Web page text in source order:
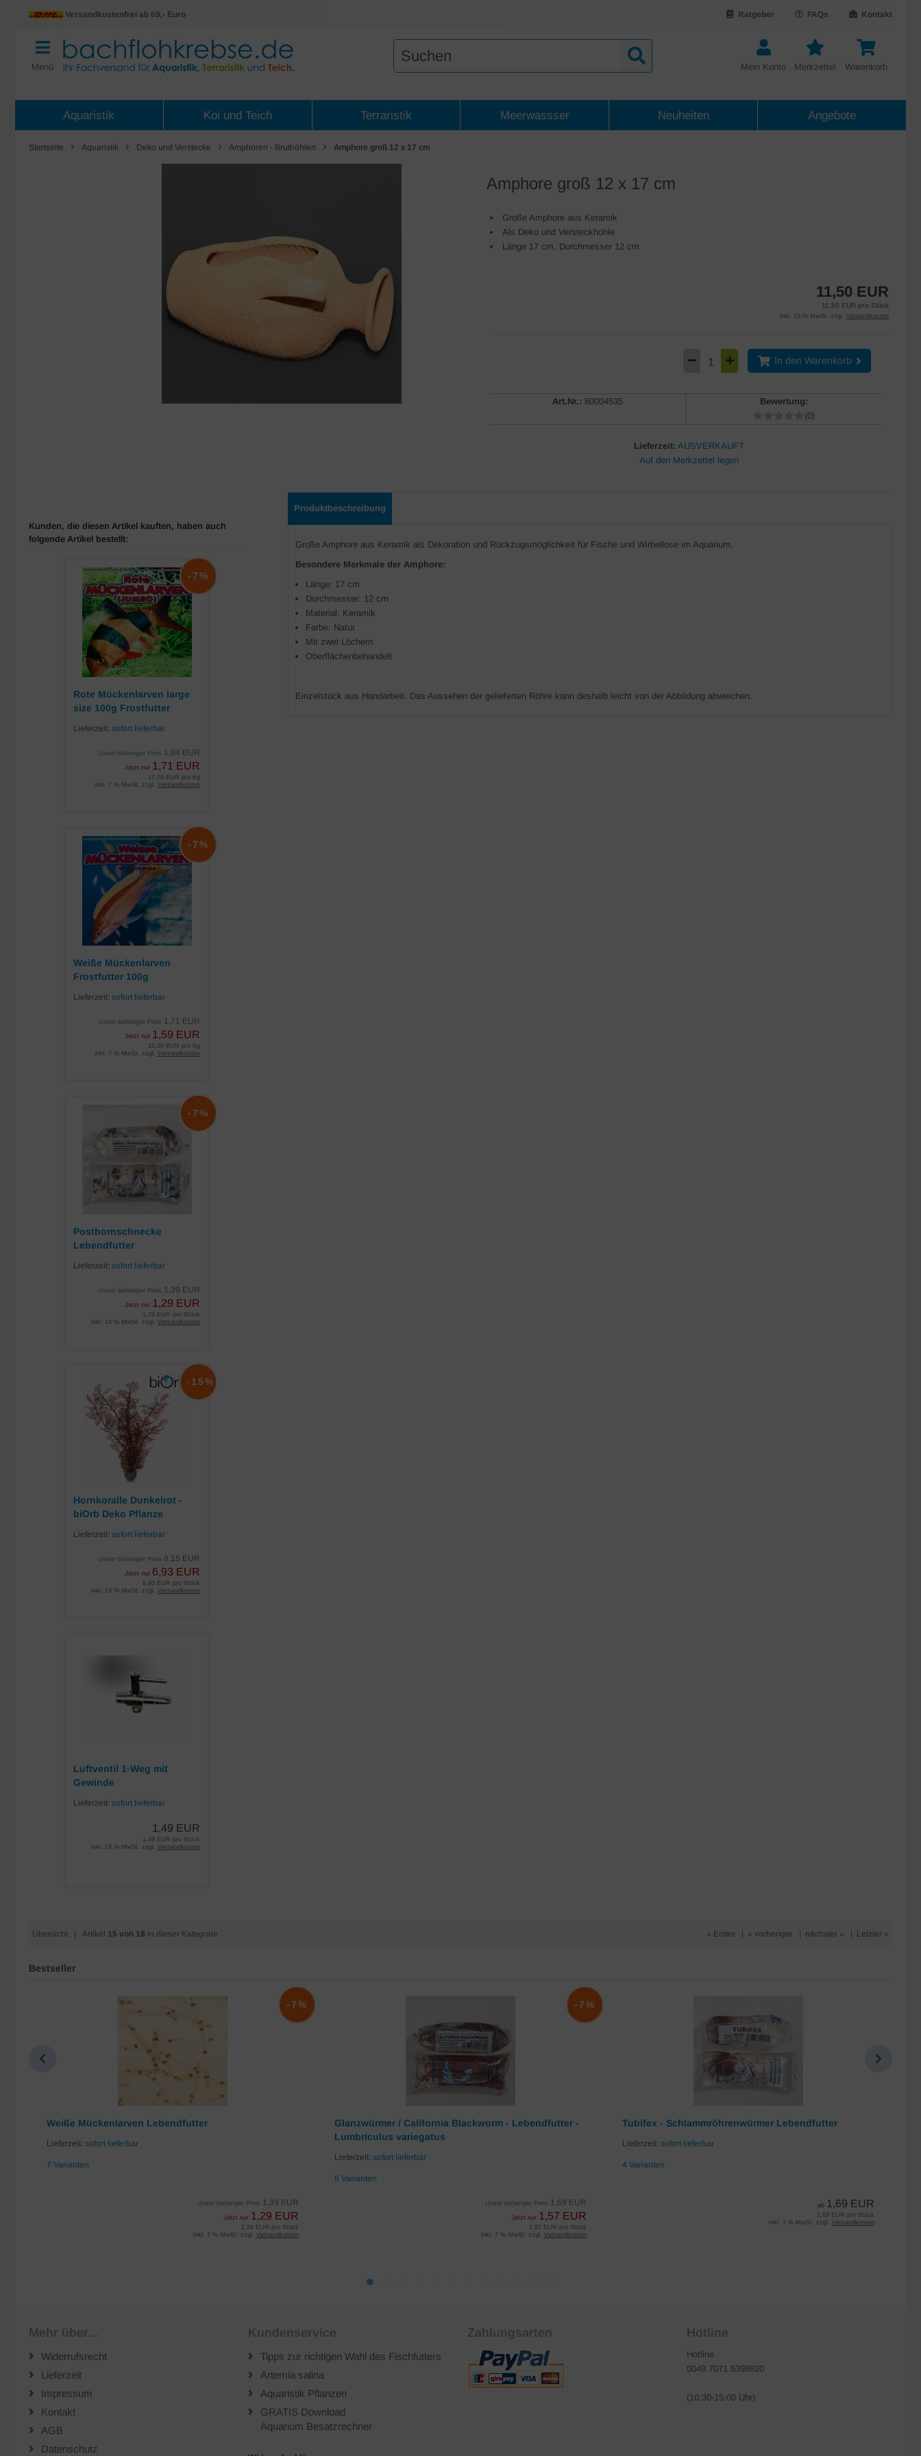
Kontakt
FAQs
Ratgeber
Versandkostenfrei ab 69,- Euro
Menü Warenkorb
Merkzettel
Mein Konto
Aquaristik Koi und Teich Terraristik Meerwassser Neuheiten Angebote
Startseite Aquaristik Deko und Verstecke Amphoren - Bruthöhlen Amphore groß 12 x 17 cm
Amphore groß 12 x 17 cm
Große Amphore aus Keramik
Als Deko und Versteckhöhle
Länge 17 cm, Durchmesser 12 cm
11,50 EUR
11,50 EUR pro Stück
inkl. 19 % MwSt. zzgl. Versandkosten
In den Warenkorb
Art.Nr.: 80004535
Bewertung:
(0)
Lieferzeit: AUSVERKAUFT
Produktbeschreibung
Große Amphore aus Keramik als Dekoration und Rückzugsmöglichkeit für Fische und Wirbellose im Aquarium.
Besondere Merkmale der Amphore:
Länge: 17 cm
Durchmesser: 12 cm
Material: Keramik
Farbe: Natur
Mit zwei Löchern
Oberflächenbehandelt
Einzelstück aus Handarbeit. Das Aussehen der gelieferten Röhre kann deshalb leicht von der Abbildung abweichen.
Kunden, die diesen Artikel kauften, haben auch
folgende Artikel bestellt:
Rote Mückenlarven large
size 100g Frostfutter
Lieferzeit:sofort lieferbar
Unser bisheriger Preis 1,84 EUR
Jetzt nur 1,71 EUR
-7%
17,10 EUR pro Kg
inkl. 7 % MwSt. zzgl. Versandkosten
Weiße Mückenlarven
Frostfutter 100g
Lieferzeit:sofort lieferbar
Unser bisheriger Preis 1,71 EUR
Jetzt nur 1,59 EUR
-7%
15,90 EUR pro Kg
inkl. 7 % MwSt. zzgl. Versandkosten
Posthornschnecke
Lebendfutter
Lieferzeit:sofort lieferbar
Unser bisheriger Preis 1,39 EUR
Jetzt nur 1,29 EUR
-7%
1,29 EUR pro Stück
inkl. 19 % MwSt. zzgl. Versandkosten
Hornkoralle Dunkelrot -
biOrb Deko Pflanze
Lieferzeit:sofort lieferbar
Unser bisheriger Preis 8,15 EUR
Jetzt nur 6,93 EUR
-15%
6,93 EUR pro Stück
inkl. 19 % MwSt. zzgl. Versandkosten
Luftventil 1-Weg mit
Gewinde
Lieferzeit:sofort lieferbar
1,49 EUR
1,49 EUR pro Stück
inkl. 19 % MwSt. zzgl. Versandkosten
Übersicht | Artikel 15 von 18 in dieser Kategorie « Erster « vorheriger nächster » Letzter »
Bestseller
Weiße Mückenlarven Lebendfutter
Lieferzeit: sofort lieferbar
7 Varianten
Unser bisheriger Preis 1,39 EUR
Jetzt nur 1,29 EUR
-7%
1,29 EUR pro Stück
inkl. 7 % MwSt. zzgl. Versandkosten
Glanzwürmer / California Blackworm - Lebendfutter -
Lumbriculus variegatus
Lieferzeit: sofort lieferbar
5 Varianten
Unser bisheriger Preis 1,69 EUR
Jetzt nur 1,57 EUR
-7%
1,57 EUR pro Stück
inkl. 7 % MwSt. zzgl. Versandkosten
Tubifex - Schlammröhrenwürmer Lebendfutter
Lieferzeit: sofort lieferbar
4 Varianten
ab 1,69 EUR
1,69 EUR pro Stück
inkl. 7 % MwSt. zzgl. Versandkosten
Mehr über...
Widerrufsrecht
Lieferzeit
Impressum
Kontakt
AGB
Datenschutz
Kundenservice
Tipps zur richtigen Wahl des Fischfutters
Artemia salina
Aquaristik Pflanzen
GRATIS Download
Aquarium Besatzrechner
Zahlungsarten Hotline
Hotline
0049 7071 5398820
(10:30-15:00 Uhr)